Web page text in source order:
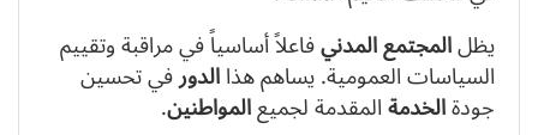
يظلالمجتمع المدنيفاعلاً أساسياً في مراقبة وتقييم
السياسات العمومية. يساهم هذاالدورفي تحسين
جودةالخدمةالمقدمة لجميعالمواطنين.